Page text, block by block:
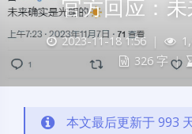
官方回应：
2023-11-18 1:56 |
326 字 |
本文最后更新于 993